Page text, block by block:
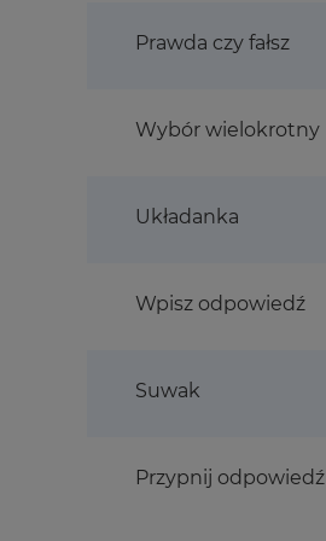
Prawda czy fałsz
Wybór wielokrotny
Układanka
Wpisz odpowiedź
Suwak
Przypnij odpowiedź